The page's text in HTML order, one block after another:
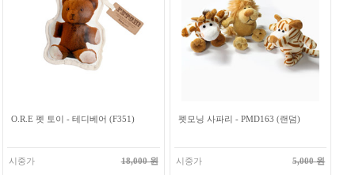
O.R.E 펫 토이 - 테디베어 (F351)
시중가 18,000 원
펫모닝 사파리 - PMD163 (랜덤)
시중가 5,000 원